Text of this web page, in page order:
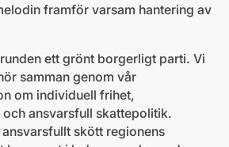
framför varsam hantering av
ett grönt borgerligt parti. Vi
samman genom vår
om individuell frihet,
ansvarsfull skattepolitik.
skött regionens